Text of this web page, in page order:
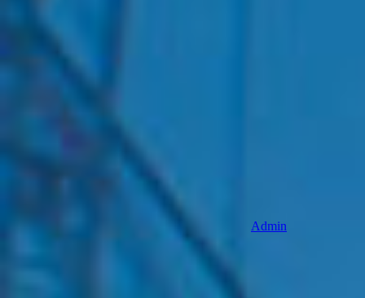
Admin